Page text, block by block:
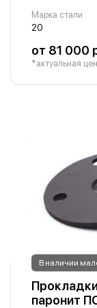
Марка стали
20
от 81 000
*актуальная
В наличии
паронит